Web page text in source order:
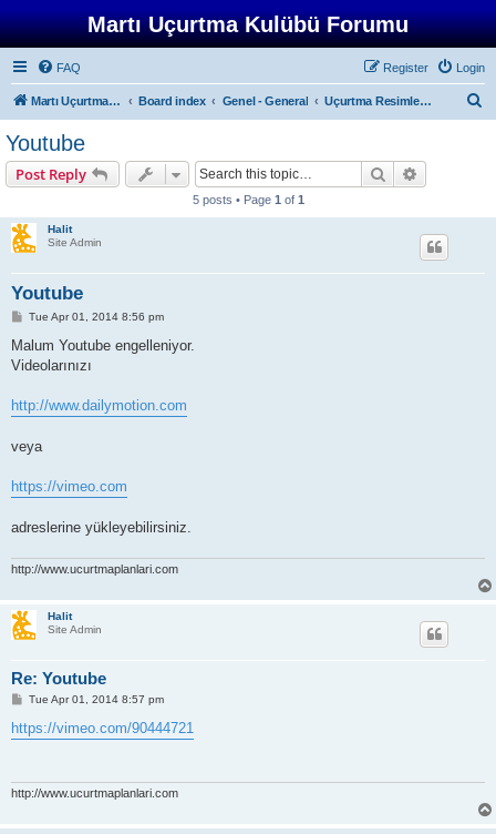
Martı Uçurtma Kulübü Forumu
FAQ Login
Register
Martı Uçurtma Kulübü Board index Genel - General Uçurtma Resimleri ve Uçurtma Video Linkleri - Photo and Video Links
Youtube
Post Reply Search
5 posts • Page 1 of 1
Halit
Site Admin
Youtube
P
s
Tue Apr 01, 2014 8:56 pm
Malum Youtube engelleniyor.
Videolarınızı
http://www.dailymotion.com
veya
https://vimeo.com
adreslerine yükleyebilirsiniz.
http://www.ucurtmaplanlari.com
Halit
Site Admin
Re: Youtube
P
s
t
Tue Apr 01, 2014 8:57 pm
https://vimeo.com/90444721
http://www.ucurtmaplanlari.com